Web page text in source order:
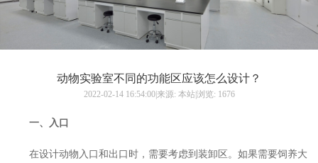
动物实验室不同的功能区应该怎么设计？
2022-02-14 16:54:00|来源: 本站|浏览: 1676
一、入口
在设计动物入口和出口时，需要考虑到装卸区。如果需要饲养大